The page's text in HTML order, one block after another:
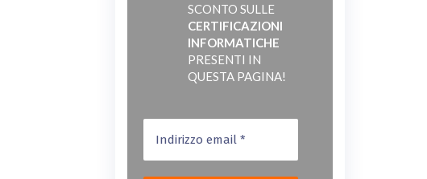
SCONTO SULLE
CERTIFICAZIONI
INFORMATICHE
PRESENTI IN
QUESTA PAGINA!